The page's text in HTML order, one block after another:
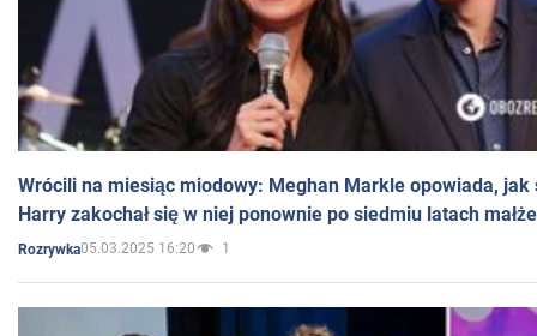
Wrócili na miesiąc miodowy: Meghan Markle opowiada, jak
Harry zakochał się w niej ponownie po siedmiu latach
Rozrywka05.03.2025 16:20 1